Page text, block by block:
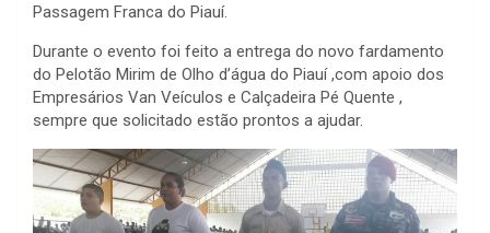
Passagem Franca do Piauí.
Durante o evento foi feito a entrega do novo fardamento
do Pelotão Mirim de Olho d’água do Piauí ,com apoio dos
Empresários Van Veículos e Calçadeira Pé Quente ,
sempre que solicitado estão prontos a ajudar.